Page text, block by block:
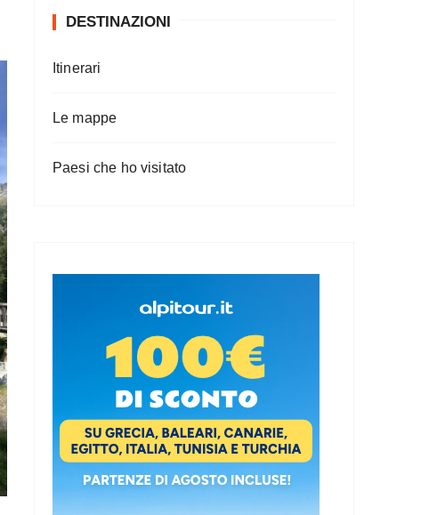
DESTINAZIONI
Itinerari
Le mappe
Paesi che ho visitato